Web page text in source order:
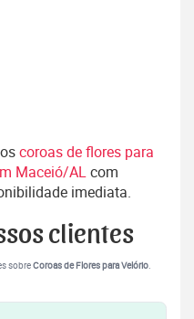
coroas de flores para
Maceió/ALcom
imediata.
clientes
sobreCoroas de Flores para Velório.